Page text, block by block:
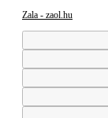
Zala - zaol.hu